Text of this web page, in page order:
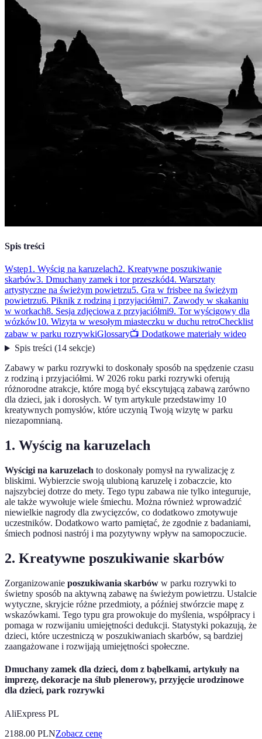
Spis treści
Wstęp1. Wyścig na karuzelach2. Kreatywne poszukiwanie
skarbów3. Dmuchany zamek i tor przeszkód4. Warsztaty
artystyczne na świeżym powietrzu5. Gra w frisbee na świeżym
powietrzu6. Piknik z rodziną i przyjaciółmi7. Zawody w skakaniu
w workach8. Sesja zdjęciowa z przyjaciółmi9. Tor wyścigowy dla
wózków10. Wizyta w wesołym miasteczku w duchu retroChecklist
zabaw w parku rozrywkiGlossary📺 Dodatkowe materiały wideo
Spis treści(14 sekcje)
Zabawy w parku rozrywki to doskonały sposób na spędzenie czasu
z rodziną i przyjaciółmi. W 2026 roku parki rozrywki oferują
różnorodne atrakcje, które mogą być ekscytującą zabawą zarówno
dla dzieci, jak i dorosłych. W tym artykule przedstawimy 10
kreatywnych pomysłów, które uczynią Twoją wizytę w parku
niezapomnianą.
1. Wyścig na karuzelach
Wyścigi na karuzelach to doskonały pomysł na rywalizację z
bliskimi. Wybierzcie swoją ulubioną karuzelę i zobaczcie, kto
najszybciej dotrze do mety. Tego typu zabawa nie tylko integuruje,
ale także wywołuje wiele śmiechu. Można również wprowadzić
niewielkie nagrody dla zwycięzców, co dodatkowo zmotywuje
uczestników. Dodatkowo warto pamiętać, że zgodnie z badaniami,
śmiech podnosi nastrój i ma pozytywny wpływ na samopoczucie.
2. Kreatywne poszukiwanie skarbów
Zorganizowanie poszukiwania skarbów w parku rozrywki to
świetny sposób na aktywną zabawę na świeżym powietrzu. Ustalcie
wytyczne, skryjcie różne przedmioty, a później stwórzcie mapę z
wskazówkami. Tego typu gra prowokuje do myślenia, współpracy i
pomaga w rozwijaniu umiejętności dedukcji. Statystyki pokazują, że
dzieci, które uczestniczą w poszukiwaniach skarbów, są bardziej
zaangażowane i rozwijają umiejętności społeczne.
Dmuchany zamek dla dzieci, dom z bąbelkami, artykuły na
imprezę, dekoracje na ślub plenerowy, przyjęcie urodzinowe
dla dzieci, park rozrywki
AliExpress PL
2188.00 PLNZobacz cenę